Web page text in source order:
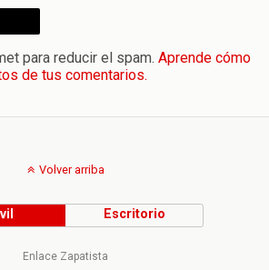
para reducir el spam. Aprende cómo
de tus comentarios.
Volver arriba
Escritorio
Enlace Zapatista